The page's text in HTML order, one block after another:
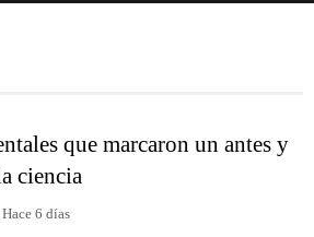
que marcaron un antes y
ciencia
Hace 6 días